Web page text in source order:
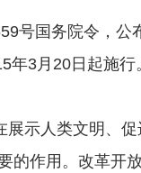
国务院令，公
年3月20日起施行
示人类文明、促
的作用。改革开